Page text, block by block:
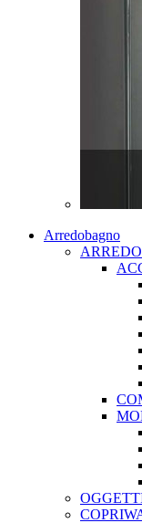
Arredobagno